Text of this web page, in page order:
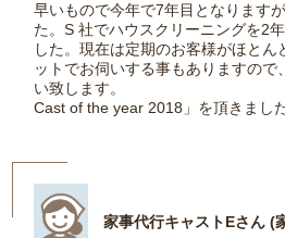
早いもので今年で7年目となります
た。S 社でハウスクリーニングを2
した。現在は定期のお客様がほとん
ットでお伺いする事もありますので
い致します。
Cast of the year 2018」を頂きまし
家事代行キャストEさん (